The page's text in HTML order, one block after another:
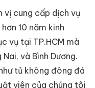
vị cung cấp dịch vụ
10 năm kinh
vụ tại TP.HCM mà
và Bình Dương.
tủ không đông đá
viên của chúng tôi